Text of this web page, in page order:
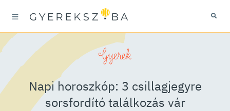
Gyerek
Napi horoszkóp: 3 csillagjegyre
sorsfordító találkozás vár